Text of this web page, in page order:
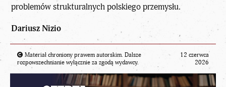
problemów strukturalnych polskiego przemysłu.
Dariusz Nizio
Materiał chroniony prawem autorskim. Dalsze
rozpowszechnianie wyłącznie za zgodą wydawcy.
12 czerwca
2026